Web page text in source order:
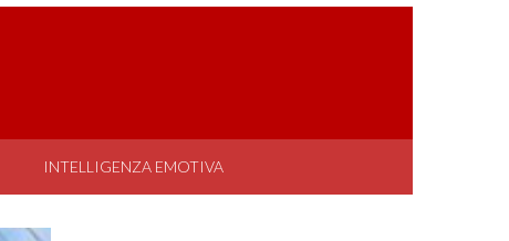
INTELLIGENZA EMOTIVA